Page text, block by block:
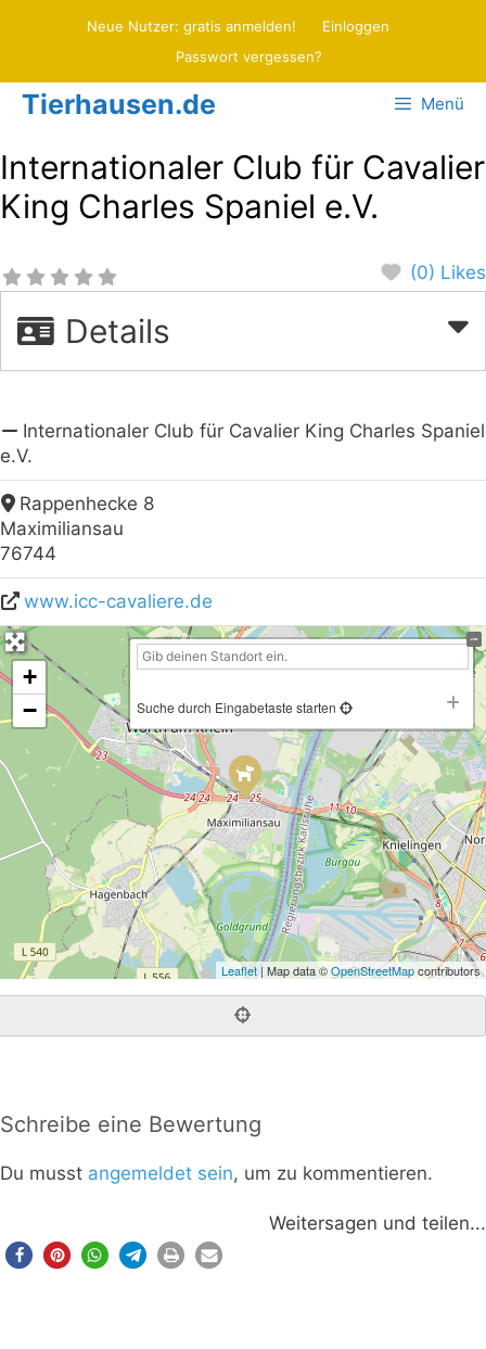
Neue Nutzer: gratis anmelden!
Einloggen
Passwort vergessen?
Tierhausen.de Menü
Internationaler Club für Cavalier
King Charles Spaniel e.V.
(0) Likes
Details
Internationaler Club für Cavalier King Charles Spaniel
e.V.
Rappenhecke 8
Maximiliansau
76744
www.icc-cavaliere.de
+
−
Suche durch Eingabetaste starten
Leaflet | Map data ©OpenStreetMapcontributors
Schreibe eine Bewertung
Du musst angemeldet sein, um zu kommentieren.
Weitersagen und teilen...